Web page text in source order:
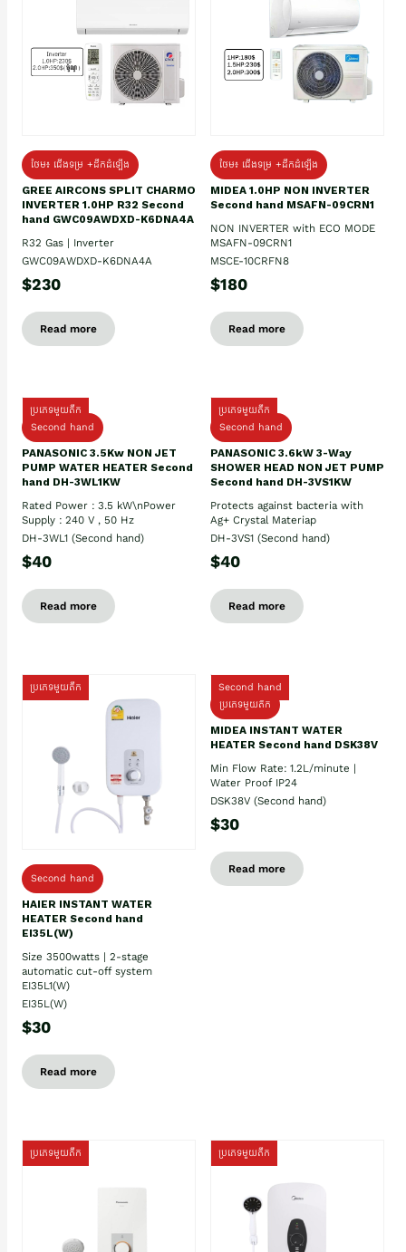
ថែម៖ ជើងទម្រ +ដឹកដំឡើង
GREE AIRCONS SPLIT CHARMO
INVERTER 1.0HP R32 Second
hand GWC09AWDXD-K6DNA4A
R32 Gas | Inverter
GWC09AWDXD-K6DNA4A
$230
Read more
ថែម៖ ជើងទម្រ +ដឹកដំឡើង
MIDEA 1.0HP NON INVERTER
Second hand MSAFN-09CRN1
NON INVERTER with ECO MODE
MSAFN-09CRN1
MSCE-10CRFN8
$180
Read more
ប្រភេទមួយតឹក
Second hand
PANASONIC 3.5Kw NON JET
PUMP WATER HEATER Second
hand DH-3WL1KW
Rated Power : 3.5 kW\nPower
Supply : 240 V , 50 Hz
DH-3WL1 (Second hand)
$40
Read more
ប្រភេទមួយតឹក
Second hand
PANASONIC 3.6kW 3-Way
SHOWER HEAD NON JET PUMP
Second hand DH-3VS1KW
Protects against bacteria with
Ag+ Crystal Materiap
DH-3VS1 (Second hand)
$40
Read more
ប្រភេទមួយតឹក
Second hand
HAIER INSTANT WATER
HEATER Second hand
EI35L(W)
Size 3500watts | 2-stage
automatic cut-off system
EI35L1(W)
EI35L(W)
$30
Read more
Second hand
ប្រភេទមួយតឹក
MIDEA INSTANT WATER
HEATER Second hand DSK38V
Min Flow Rate: 1.2L/minute |
Water Proof IP24
DSK38V (Second hand)
$30
Read more
ប្រភេទមួយតឹក ប្រភេទមួយតឹក